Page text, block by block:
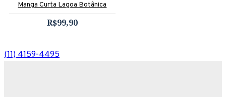
Manga Curta Lagoa Botânica
R$99,90
(11) 4159-4495